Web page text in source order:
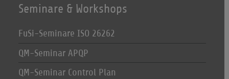
Seminare & Workshops
FuSi-Seminare ISO 26262
QM-Seminar APQP
QM-Seminar Control Plan